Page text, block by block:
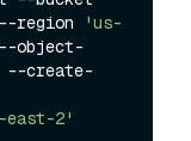
--region
'us-
object-
--create-
east-2'